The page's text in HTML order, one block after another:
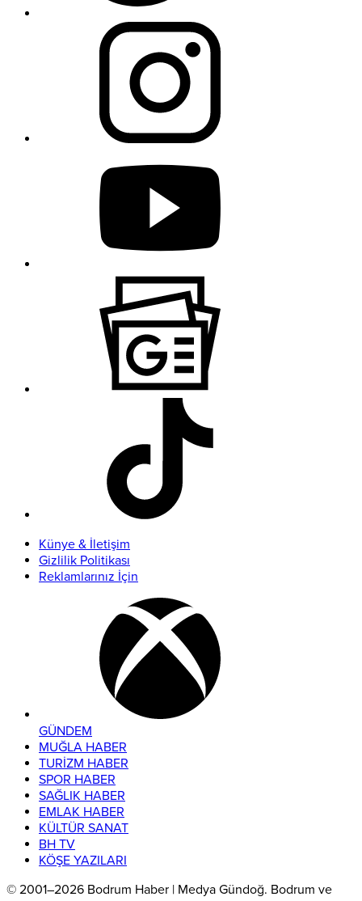
Künye & İletişim
Gizlilik Politikası
Reklamlarınız İçin
GÜNDEM
MUĞLA HABER
TURİZM HABER
SPOR HABER
SAĞLIK HABER
EMLAK HABER
KÜLTÜR SANAT
BH TV
KÖŞE YAZILARI
© 2001–2026 Bodrum Haber | Medya Gündoğ. Bodrum ve